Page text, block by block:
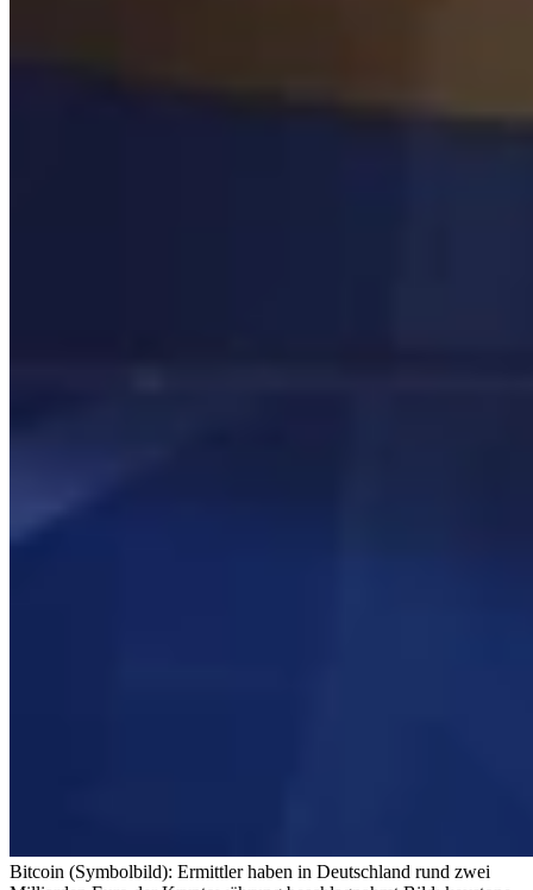
Bitcoin (Symbolbild): Ermittler haben in Deutschland rund zwei